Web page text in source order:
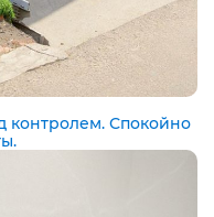
контролем. Спокойно